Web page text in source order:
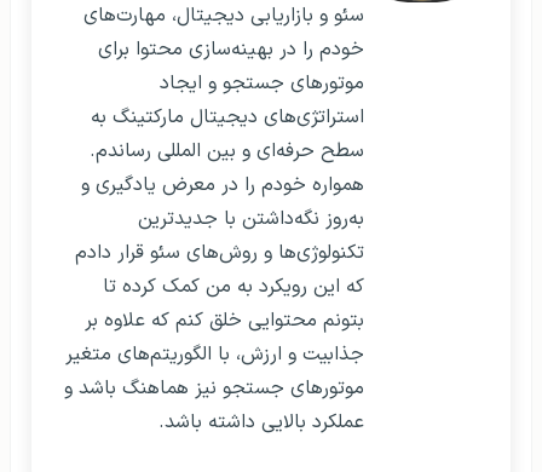
سئو و بازاریابی دیجیتال، مهارت‌های
خودم را در بهینه‌سازی محتوا برای
موتورهای جستجو و ایجاد
استراتژی‌های دیجیتال مارکتینگ به
سطح حرفه‌ای و بین المللی رساندم.
همواره خودم را در معرض یادگیری و
به‌روز نگه‌داشتن با جدیدترین
تکنولوژی‌ها و روش‌های سئو قرار دادم
که این رویکرد به من کمک کرده تا
بتونم محتوایی خلق کنم که علاوه بر
جذابیت و ارزش، با الگوریتم‌های متغیر
موتورهای جستجو نیز هماهنگ باشد و
عملکرد بالایی داشته باشد.